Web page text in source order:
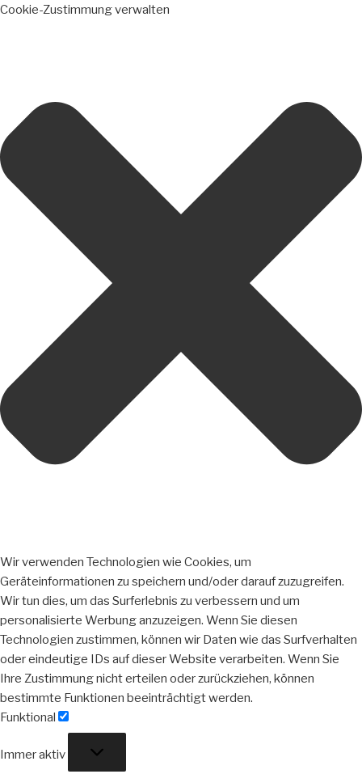
Cookie-Zustimmung verwalten
Wir verwenden Technologien wie Cookies, um
Geräteinformationen zu speichern und/oder darauf zuzugreifen.
Wir tun dies, um das Surferlebnis zu verbessern und um
personalisierte Werbung anzuzeigen. Wenn Sie diesen
Technologien zustimmen, können wir Daten wie das Surfverhalten
oder eindeutige IDs auf dieser Website verarbeiten. Wenn Sie
Ihre Zustimmung nicht erteilen oder zurückziehen, können
bestimmte Funktionen beeinträchtigt werden.
Funktional
Immer aktiv